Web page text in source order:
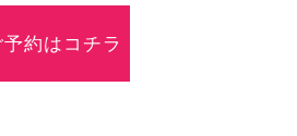
予約はコチラ